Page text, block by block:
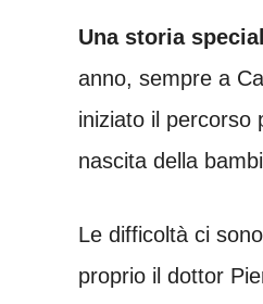
Una storia
anno, sempre a
iniziato il percorso
nascita della
Le difficoltà ci
proprio il dottor